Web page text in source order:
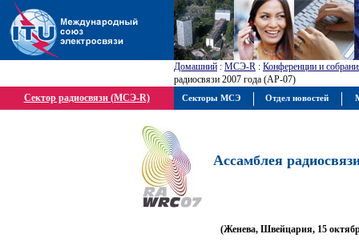
Домашний : МСЭ-R : Конференции и
радиосвязи 2007 года (АР-07)
Сектор радиосвязи (МСЭ-R)
Ассамблея
(Женева, Швейцария, 15
Секторы МСЭ Отдел новостей